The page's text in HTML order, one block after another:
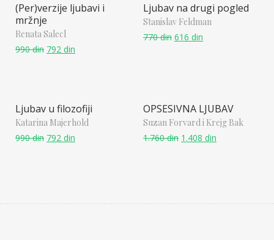
(Per)verzije ljubavi i
mržnje
Renata Salecl
990din 792 din
Ljubav na drugi pogled
Stanislav Feldman
770din 616 din
Ljubav u filozofiji
Katarina Majerhold
990din 792 din
OPSESIVNA LJUBAV
Suzan Forvard i Krejg Bak
1.760din 1.408 din